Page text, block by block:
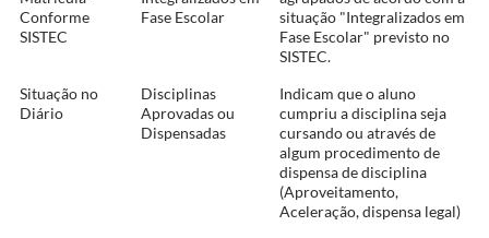
Conforme
SISTEC
Fase Escolar
situação "Integralizados em
Fase Escolar" previsto no
SISTEC.
Situação no
Diário
Disciplinas
Aprovadas ou
Dispensadas
Indicam que o aluno
cumpriu a disciplina seja
cursando ou através de
algum procedimento de
dispensa de disciplina
(Aproveitamento,
Aceleração, dispensa legal)